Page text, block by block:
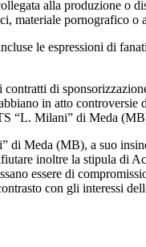
alla produzione o
materiale pornografico o
le espressioni di
contratti di
in atto controversie
“L. Milani” di Meda
di Meda (MB), a suo
inoltre la stipula di
essere di
con gli interessi